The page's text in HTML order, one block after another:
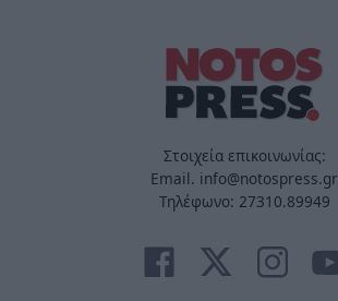
Στοιχεία επικοινωνίας:
Email. info@notospress.gr
Τηλέφωνο: 27310.89949